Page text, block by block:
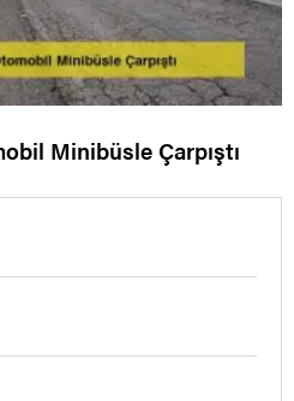
Minibüsle Çarpıştı